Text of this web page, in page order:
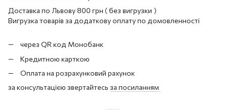
Доставка по Львову 800 грн ( без вигрузки )
Вигрузка товарів за додаткову оплату по домовленності
через QR код Монобанк
Кредитною карткою
Оплата на розрахунковий рахунок
за консультацією звертайтесь за посиланням